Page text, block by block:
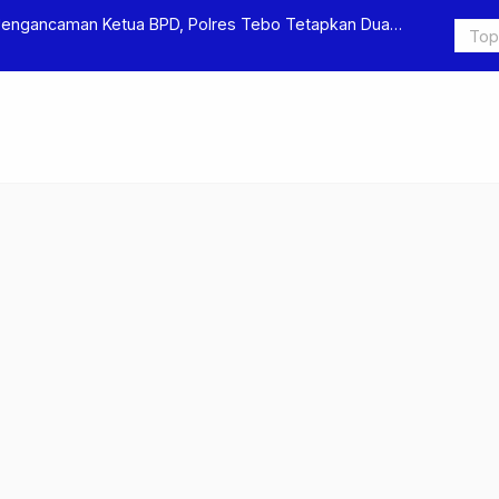
Ketua BPD, Polres Tebo Tetapkan Dua
Polres